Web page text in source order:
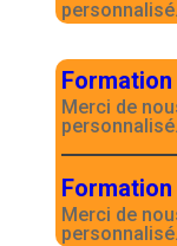
personnalisé.
Merci de
personnalisé.
Merci de
personnalisé.